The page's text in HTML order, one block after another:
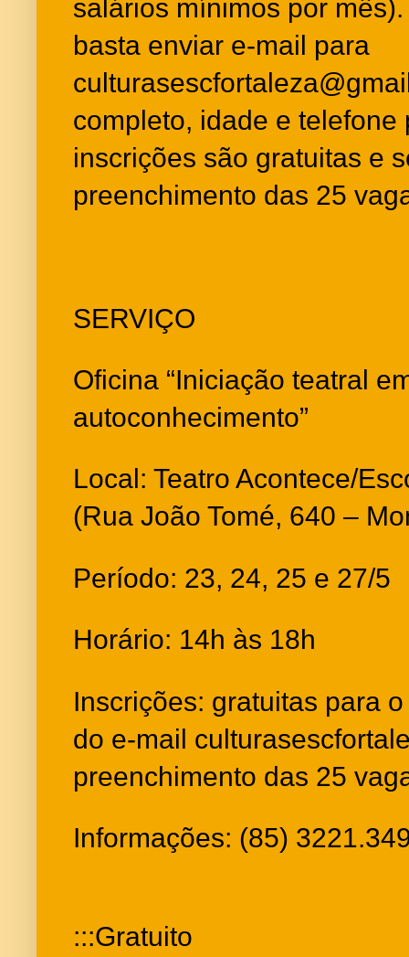
salários mínimos por
basta enviar e-mail para
completo, idade e telefone
inscrições são gratuitas e
preenchimento das 25
SERVIÇO
Oficina “Iniciação teatral
autoconhecimento”
Local: Teatro Acontece/
(Rua João Tomé, 640 –
Período: 23, 24, 25 e 27/5
Horário: 14h às 18h
Inscrições: gratuitas para
do e-mail
preenchimento das 25
Informações: (85)
:::Gratuito